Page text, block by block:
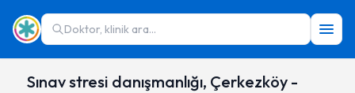
Doktor, klinik ara...
Sınav stresi danışmanlığı, Çerkezköy -